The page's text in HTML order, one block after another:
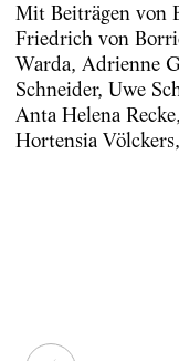
Mit Beiträgen von
Friedrich von
Warda, Adrienne
Schneider, Uwe
Anta Helena
Hortensia